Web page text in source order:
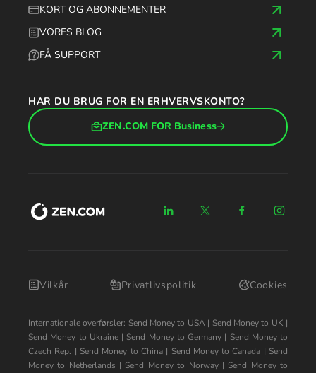
KORT OG ABONNEMENTER
VORES BLOG
FÅ SUPPORT
HAR DU BRUG FOR EN ERHVERVSKONTO?
ZEN.COM FOR Business
Vilkår Privatlivspolitik Cookies
Internationale overførsler: Send Money to USA| Send Money to UK |
Send Money to Ukraine| Send Money to Germany | Send Money to
Czech Rep. | Send Money to China| Send Money to Canada | Send
Money to Netherlands | Send Money to Norway| Send Money to